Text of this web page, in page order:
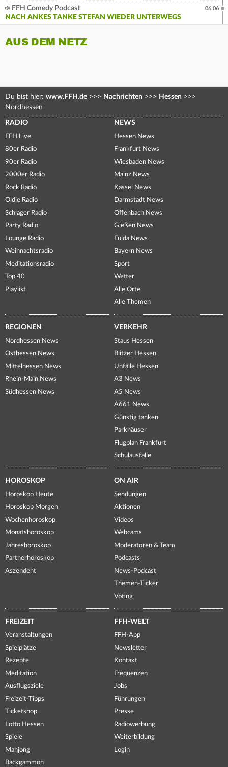
FFH Comedy Podcast
NACH ANKES TANKE STEFAN WIEDER UNTERWEGS
06:06
AUS DEM NETZ
Du bist hier: www.FFH.de >>> Nachrichten >>> Hessen >>>
Nordhessen
RADIO
FFH Live
80er Radio
90er Radio
2000er Radio
Rock Radio
Oldie Radio
Schlager Radio
Party Radio
Lounge Radio
Weihnachtsradio
Meditationsradio
Top 40
Playlist
NEWS
Hessen News
Frankfurt News
Wiesbaden News
Mainz News
Kassel News
Darmstadt News
Offenbach News
Gießen News
Fulda News
Bayern News
Sport
Wetter
Alle Orte
Alle Themen
REGIONEN
Nordhessen News
Osthessen News
Mittelhessen News
Rhein-Main News
Südhessen News
VERKEHR
Staus Hessen
Blitzer Hessen
Unfälle Hessen
A3 News
A5 News
A661 News
Günstig tanken
Parkhäuser
Flugplan Frankfurt
Schulausfälle
HOROSKOP
Horoskop Heute
Horoskop Morgen
Wochenhoroskop
Monatshoroskop
Jahreshoroskop
Partnerhoroskop
Aszendent
ON AIR
Sendungen
Aktionen
Videos
Webcams
Moderatoren & Team
Podcasts
News-Podcast
Themen-Ticker
Voting
FREIZEIT
Veranstaltungen
Spielplätze
Rezepte
Meditation
Ausflugsziele
Freizeit-Tipps
Ticketshop
Lotto Hessen
Spiele
Mahjong
Backgammon
FFH-WELT
FFH-App
Newsletter
Kontakt
Frequenzen
Jobs
Führungen
Presse
Radiowerbung
Weiterbildung
Login